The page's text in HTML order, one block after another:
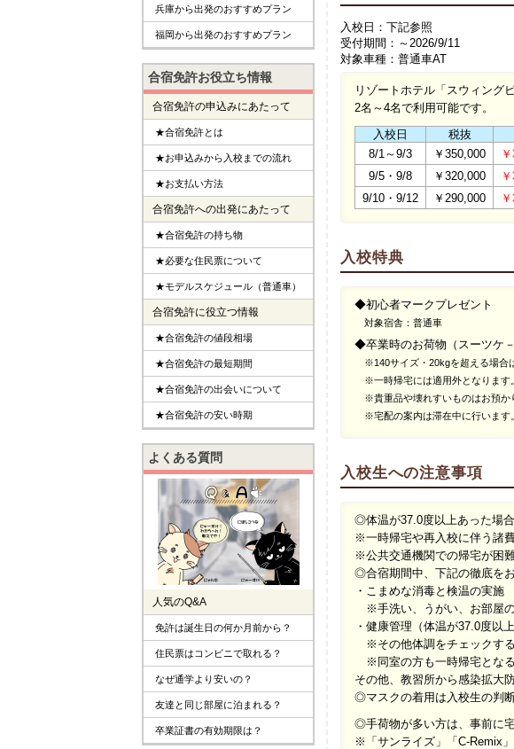
入校日：下記参照
受付期間：～2026/9/11
対象車種：普通車AT
リゾートホテル「スウィング
2名～4名で利用可能です。
入校日
税抜
8/1～9/3
￥350,000
9/5・9/8
￥320,000
9/10・9/12
￥290,000
入校特典
◆初心者マークプレゼント
対象宿舎：普通車
◆卒業時のお荷物（スーツケ
※140サイズ・20kgを超える場合
※一時帰宅には適用外となります。
※貴重品や壊れすいものはお預か
※宅配の案内は滞在中に行います。
入校生への注意事項
◎体温が37.0度以上あった場
※一時帰宅や再入校に伴う諸
※公共交通機関での帰宅が困
◎合宿期間中、下記の徹底をお
・こまめな消毒と検温の実施
※手洗い、うがい、お部屋の
・健康管理（体温が37.0度以
※その他体調をチェックする
※同室の方も一時帰宅となる
その他、教習所から感染拡大
◎マスクの着用は入校生の判断
◎手荷物が多い方は、事前に
※「サンライズ」「C-Remix
兵庫から出発のおすすめプラン
福岡から出発のおすすめプラン
合宿免許お役立ち情報
合宿免許の申込みにあたって
★合宿免許とは
★お申込みから入校までの流れ
★お支払い方法
合宿免許への出発にあたって
★合宿免許の持ち物
★必要な住民票について
★モデルスケジュール（普通車）
合宿免許に役立つ情報
★合宿免許の値段相場
★合宿免許の最短期間
★合宿免許の出会いについて
★合宿免許の安い時期
よくある質問
人気のQ&A
免許は誕生日の何か月前から？
住民票はコンビニで取れる？
なぜ通学より安いの？
友達と同じ部屋に泊まれる？
卒業証書の有効期限は？